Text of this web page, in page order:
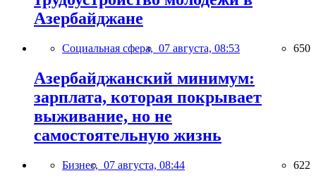
Азербайджане
Социальная сфера, 07 августа, 08:53 650
Азербайджанский минимум:
зарплата, которая покрывает
выживание, но не
самостоятельную жизнь
Бизнес, 07 августа, 08:44 622